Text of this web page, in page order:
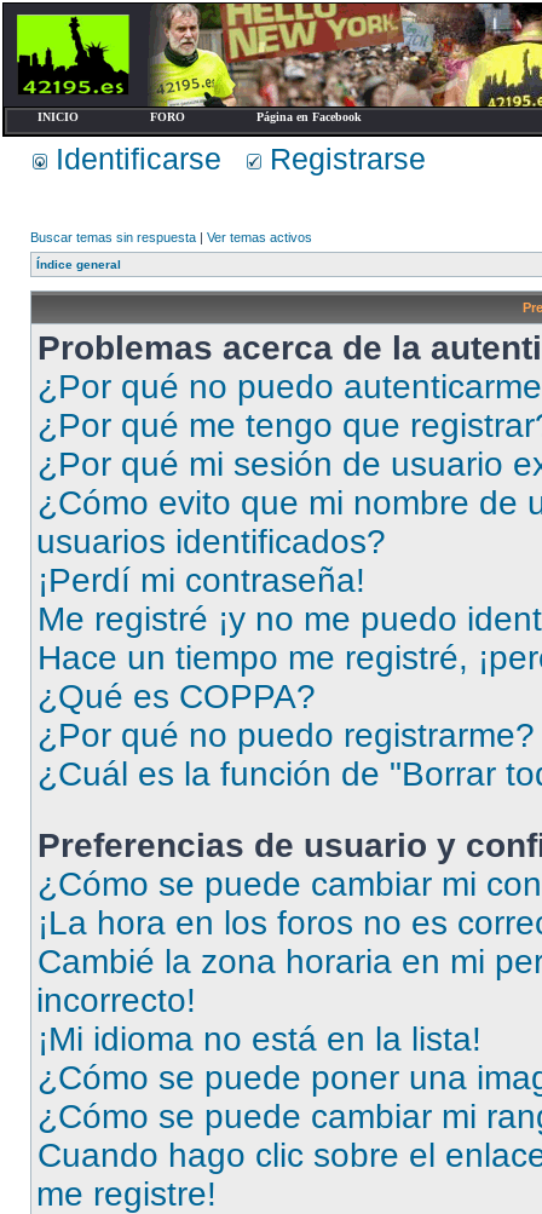
INICIO FORO Página en Facebook
Identificarse Registrarse
Buscar temas sin respuesta | Ver temas activos
Índice general
Problemas acerca de la
¿Por qué no puedo
¿Por qué me tengo que
¿Por qué mi sesión de usuario
¿Cómo evito que mi nombre de
usuarios identificados?
¡Perdí mi contraseña!
Me registré ¡y no me puedo
Hace un tiempo me registré,
¿Qué es COPPA?
¿Por qué no puedo registrarme?
¿Cuál es la función de "Borrar
Preferencias de usuario y
¿Cómo se puede cambiar mi
¡La hora en los foros no es
Cambié la zona horaria en mi
incorrecto!
¡Mi idioma no está en la lista!
¿Cómo se puede poner una
¿Cómo se puede cambiar mi
Cuando hago clic sobre el
me registre!